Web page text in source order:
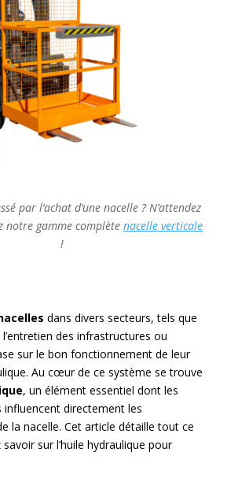
par l’achat d’une nacelle ? N’attendez
notre gamme complète nacelle verticale
!
dans divers secteurs, tels que
des infrastructures ou
sur le bon fonctionnement de leur
Au cœur de ce système se trouve
, un élément essentiel dont les
influencent directement les
la nacelle. Cet article détaille tout ce
sur l’huile hydraulique pour